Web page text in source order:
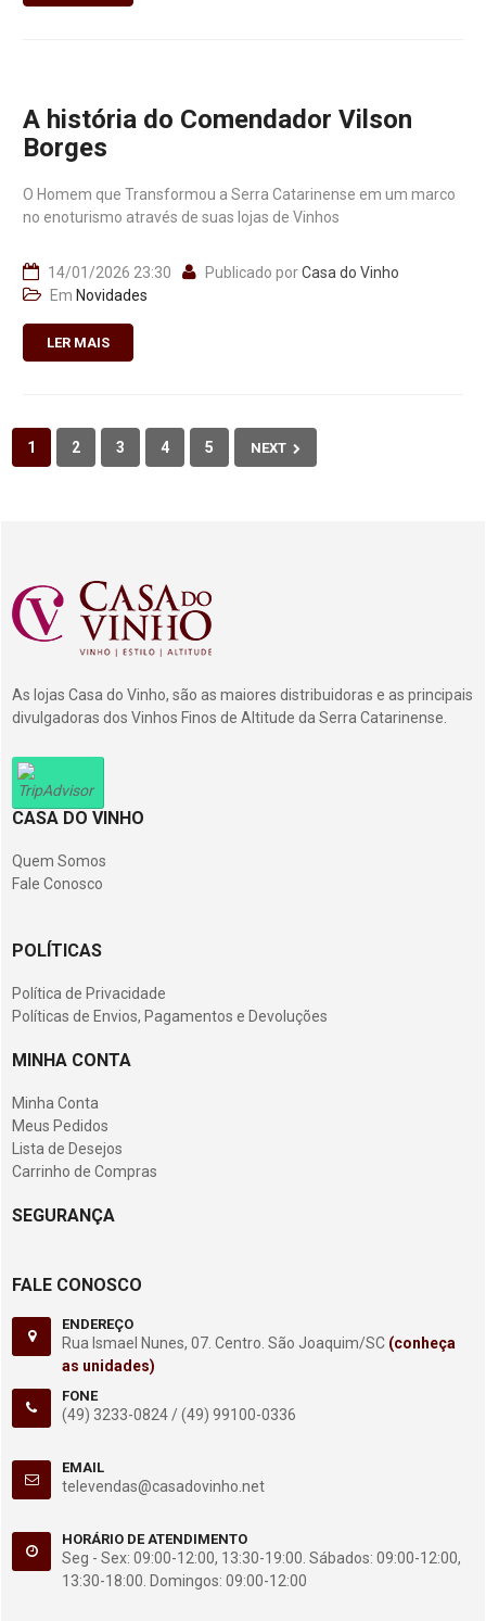
A história do Comendador Vilson
Borges
O Homem que Transformou a Serra Catarinense em um marco
no enoturismo através de suas lojas de Vinhos
14/01/2026 23:30 Publicado porCasa do Vinho
Em Novidades
LER MAIS
1 2 3 4 5
As lojas Casa do Vinho, são as maiores distribuidoras e as principais
divulgadoras dos Vinhos Finos de Altitude da Serra Catarinense.
CASA DO VINHO
Quem Somos
Fale Conosco
POLÍTICAS
Política de Privacidade
Políticas de Envios, Pagamentos e Devoluções
MINHA CONTA
Minha Conta
Meus Pedidos
Lista de Desejos
Carrinho de Compras
SEGURANÇA
FALE CONOSCO
ENDEREÇO
Rua Ismael Nunes, 07. Centro. São Joaquim/SC (conheça
as unidades)
FONE
(49) 3233-0824 /(49) 99100-0336
EMAIL
televendas@casadovinho.net
HORÁRIO DE ATENDIMENTO
Seg - Sex: 09:00-12:00, 13:30-19:00. Sábados: 09:00-12:00,
13:30-18:00. Domingos: 09:00-12:00